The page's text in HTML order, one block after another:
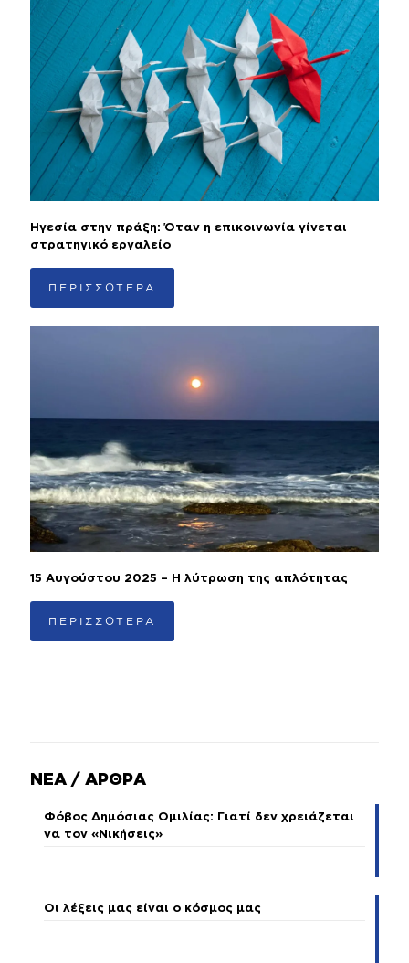
Ηγεσία στην πράξη: Όταν η επικοινωνία γίνεται
στρατηγικό εργαλείο
ΠΕΡΙΣΣΟΤΕΡΑ
15 Αυγούστου 2025 – Η λύτρωση της απλότητας
ΠΕΡΙΣΣΟΤΕΡΑ
ΝΕΑ / ΑΡΘΡΑ
Φόβος Δημόσιας Ομιλίας: Γιατί δεν χρειάζεται
να τον «Νικήσεις»
Οι λέξεις μας είναι ο κόσμος μας